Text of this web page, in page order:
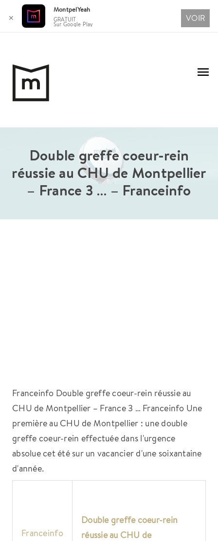
contenu
Double greffe coeur-rein
réussie au CHU de Montpellier
– France 3 … – Franceinfo
Franceinfo Double greffe coeur-rein réussie au
CHU de Montpellier – France 3 … Franceinfo Une
première au CHU de Montpellier : une double
greffe coeur-rein effectuée dans l'urgence
absolue cet été sur un vacancier d'une soixantaine
d'année.
Franceinfo
Double greffe coeur-rein
réussie au CHU de
✕
MontpelYeah
GRATUIT
Sur Google Play
VOIR